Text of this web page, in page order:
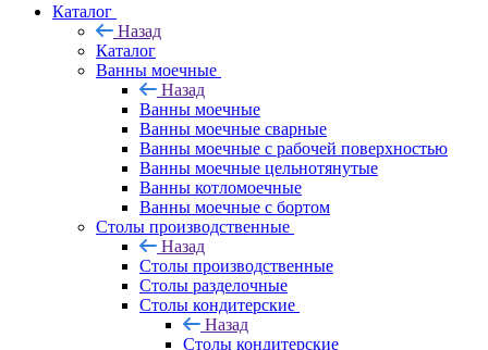
Каталог
Назад
Каталог
Ванны моечные
Назад
Ванны моечные
Ванны моечные сварные
Ванны моечные с рабочей поверхностью
Ванны моечные цельнотянутые
Ванны котломоечные
Ванны моечные с бортом
Столы производственные
Назад
Столы производственные
Столы разделочные
Столы кондитерские
Назад
Столы кондитерские